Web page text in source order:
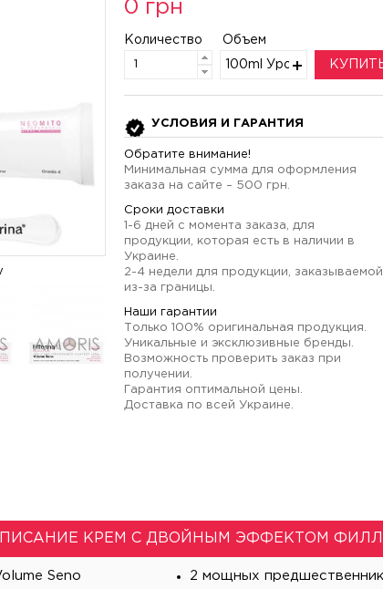
0 грн
Количество Объем
100ml Уровень 3
УСЛОВИЯ И ГАРАНТИЯ
Обратите внимание!
Минимальная сумма для оформления
заказа на сайте – 500 грн.
Сроки доставки
1-6 дней с момента заказа, для
продукции, которая есть в наличии в
Украине.
2-4 недели для продукции, заказываемой
из-за границы.
Наши гарантии
Только 100% оригинальная продукция.
Уникальные и эксклюзивные бренды.
Возможность проверить заказ при
получении.
Гарантия оптимальной цены.
Доставка по всей Украине.
KРЕМ С ДВОЙНЫМ ЭФФЕКТОМ
Seno
2 мощных